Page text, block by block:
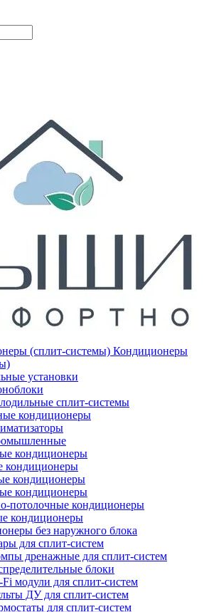
Кондиционеры
установки
сплит-системы
кондиционеры
кондиционеры
кондиционеры
кондиционеры
кондиционеры
потолочные кондиционеры
кондиционеры
без наружного блока
для сплит-систем
дренажные для сплит-систем
блоки
модули для сплит-систем
ДУ для сплит-систем
для сплит-систем